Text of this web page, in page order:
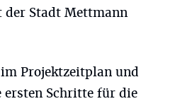
der Stadt Mettmann
Projektzeitplan und
ersten Schritte für die